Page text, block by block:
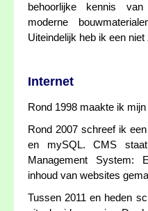
behoorlijke kennis
moderne
Uiteindelijk heb ik een
Internet
Rond 1998 maakte ik
Rond 2007 schreef ik
en mySQL. CMS
Management System:
inhoud van websites
Tussen 2011 en heden